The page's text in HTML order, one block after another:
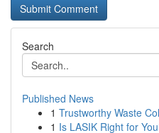
Search
Published News
1 Trustworthy Waste
1 Is LASIK Right for